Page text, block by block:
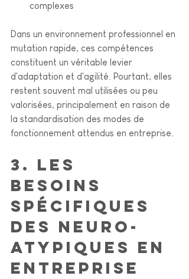
complexes
Dans un environnement professionnel en
mutation rapide, ces compétences
constituent un véritable levier
d'adaptation et d'agilité. Pourtant, elles
restent souvent mal utilisées ou peu
valorisées, principalement en raison de
la standardisation des modes de
fonctionnement attendus en entreprise.
3. Les
besoins
spécifiques
des neuro-
atypiques en
entreprise